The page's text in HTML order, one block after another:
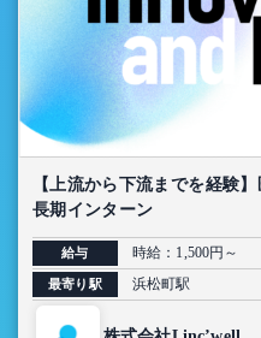
【上流から下流までを経験
長期インターン
給与 時給：1,500円～
最寄り駅 浜松町駅